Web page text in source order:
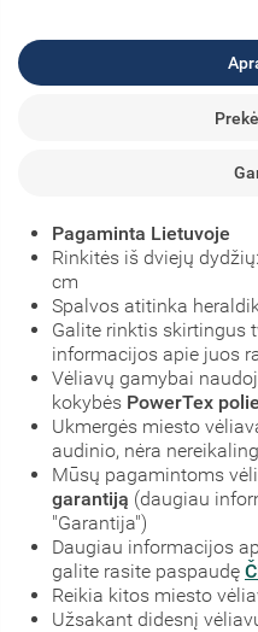
Pagaminta Lietuvoje
Rinkitės iš dviejų
cm
Spalvos atitinka
Galite rinktis skirtingus
informacijos apie juos
Vėliavų gamybai
kokybės PowerTex
Ukmergės miesto
audinio, nėra
Mūsų pagamintoms
garantiją (daugiau
"Garantija")
Daugiau informacijos
galite rasite paspaudę
Reikia kitos miesto
Užsakant didesnį